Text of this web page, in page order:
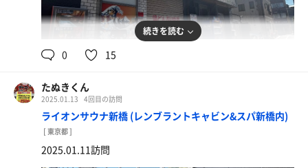
続きを読む
0 15
たぬきくん
2025.01.13 4回目の訪問
ライオンサウナ新橋 (レンブラントキャビン&スパ新橋内)
[ 東京都 ]
2025.01.11訪問